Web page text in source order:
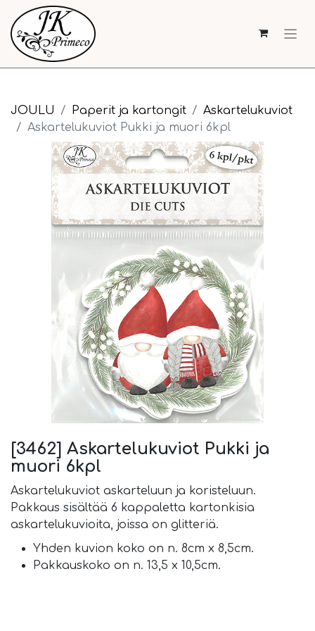
JOULU Paperit ja kartongit
Askartelukuviot
Askartelukuviot Pukki ja muori 6kpl
[3462] Askartelukuviot Pukki ja
muori 6kpl
Askartelukuviot askarteluun ja koristeluun.
Pakkaus sisältää 6 kappaletta kartonkisia
askartelukuvioita, joissa on glitteriä.
Yhden kuvion koko on n. 8cm x 8,5cm.
Pakkauskoko on n. 13,5 x 10,5cm.